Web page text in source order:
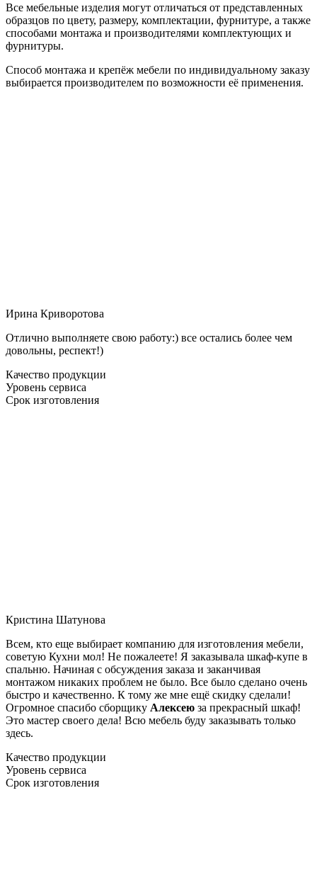
Все мебельные изделия могут отличаться от представленных
образцов по цвету, размеру, комплектации, фурнитуре, а также
способами монтажа и производителями комплектующих и
фурнитуры.
Способ монтажа и крепёж мебели по индивидуальному заказу
выбирается производителем по возможности её применения.
Ирина Криворотова
Отлично выполняете свою работу:) все остались более чем
довольны, респект!)
Качество продукции
Уровень сервиса
Срок изготовления
Кристина Шатунова
Всем, кто еще выбирает компанию для изготовления мебели,
советую Кухни мол! Не пожалеете! Я заказывала шкаф-купе в
спальню. Начиная с обсуждения заказа и заканчивая
монтажом никаких проблем не было. Все было сделано очень
быстро и качественно. К тому же мне ещё скидку сделали!
Огромное спасибо сборщику Алексею за прекрасный шкаф!
Это мастер своего дела! Всю мебель буду заказывать только
здесь.
Качество продукции
Уровень сервиса
Срок изготовления